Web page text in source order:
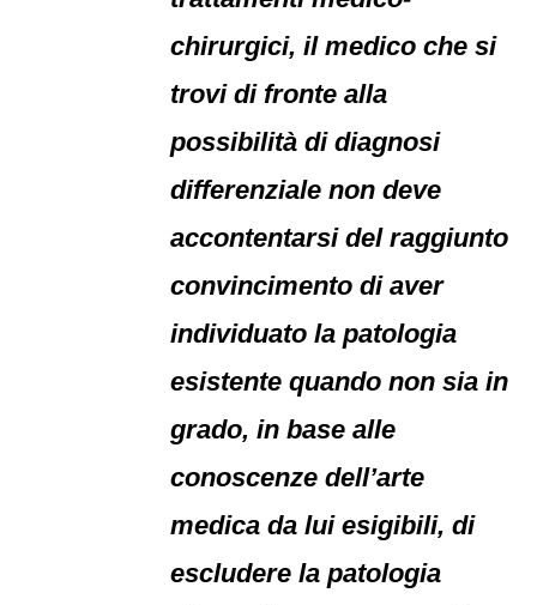
chirurgici, il medico che si
trovi di fronte alla
possibilità di diagnosi
differenziale non deve
accontentarsi del raggiunto
convincimento di aver
individuato la patologia
esistente quando non sia in
grado, in base alle
conoscenze dell’arte
medica da lui esigibili, di
escludere la patologia